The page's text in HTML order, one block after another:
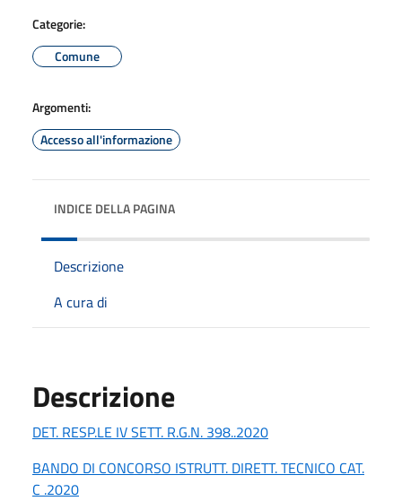
Categorie:
Comune
Argomenti:
Accesso all'informazione
INDICE DELLA PAGINA
Descrizione
A cura di
Descrizione
DET. RESP.LE IV SETT. R.G.N. 398..2020
BANDO DI CONCORSO ISTRUTT. DIRETT. TECNICO CAT.
C .2020